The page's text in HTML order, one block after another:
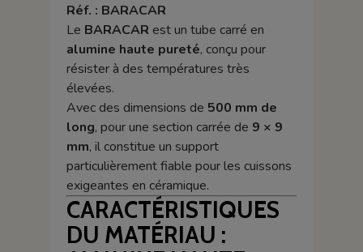
Réf. : BARACAR
Le BARACAR est un tube carré en
alumine haute pureté, conçu pour
résister à des températures très
élevées.
Avec des dimensions de 500 mm de
long, pour une section carrée de 9 × 9
mm, il constitue un support
particulièrement fiable pour les cuissons
exigeantes en céramique.
CARACTÉRISTIQUES
DU MATÉRIAU :